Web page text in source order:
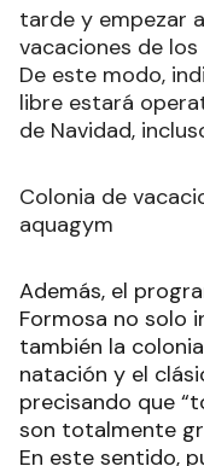
tarde y empezar
vacaciones de los
De este modo,
libre estará
de Navidad,
Colonia de
aquagym
Además, el
Formosa no solo
también la
natación y el
precisando que
son totalmente
En este sentido,